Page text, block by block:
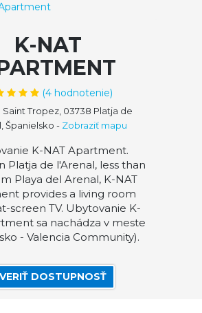
K-NAT
(4 hodnotenie)
Tropez, 03738 Platja de
Španielsko - Zobraziť mapu
K-NAT Apartment.
Platja de l'Arenal, less than
Playa del Arenal, K-NAT
provides a living room
screen TV. Ubytovanie K-
sa nachádza v meste
- Valencia Community).
DOSTUPNOSŤ